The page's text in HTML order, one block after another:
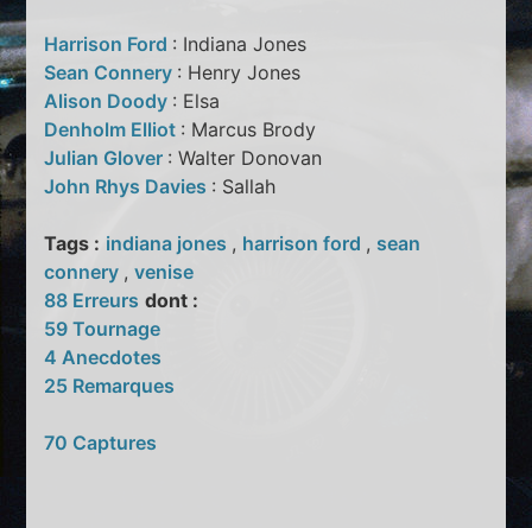
Harrison Ford : Indiana Jones
Sean Connery : Henry Jones
Alison Doody : Elsa
Denholm Elliot : Marcus Brody
Julian Glover : Walter Donovan
John Rhys Davies : Sallah
Tags : indiana jones , harrison ford , sean
connery ,venise
88 Erreurs dont :
59 Tournage
4 Anecdotes
25 Remarques
70 Captures